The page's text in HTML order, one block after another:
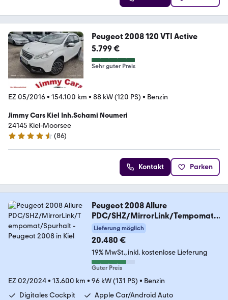
Peugeot 2008 120 VTI Active
5.799 €
Sehr guter Preis
EZ 05/2016• 154.100 km • 88 kW (120 PS) • Benzin
Jimmy Cars Kiel Inh.Schami Noumeri
24145 Kiel-Moorsee
4.3 Sterne
(86)
Kontakt Parken
Peugeot 2008 Allure
PDC/SHZ/MirrorLink/Tempomat/
Spurhalt
Lieferung möglich
20.480 €
19% MwSt. inkl. kostenlose Lieferung
Guter Preis
EZ 02/2024• 13.600 km • 96 kW (131 PS) • Benzin
Digitales Cockpit
Apple Car/Android Auto